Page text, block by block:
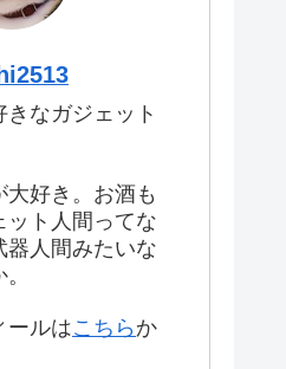
なガジェット
好き。お酒も
ット人間ってな
器人間みたいな
ールはこちら か